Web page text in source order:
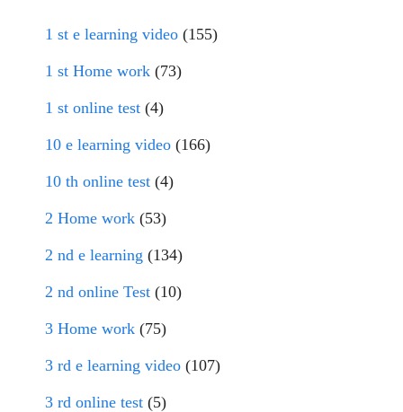
1 st e learning video (155)
1 st Home work (73)
1 st online test (4)
10 e learning video (166)
10 th online test (4)
2 Home work (53)
2 nd e learning (134)
2 nd online Test (10)
3 Home work (75)
3 rd e learning video (107)
3 rd online test (5)